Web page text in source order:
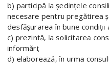
b) participă la şedinţele
necesare pentru pregătirea
desfăşurarea în bune condiţii
c) prezintă, la solicitarea
informări;
d) elaborează, în urma